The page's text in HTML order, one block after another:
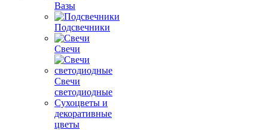
Вазы
Подсвечники
Свечи
Свечи
светодиодные
Сухоцветы и
декоративные
цветы